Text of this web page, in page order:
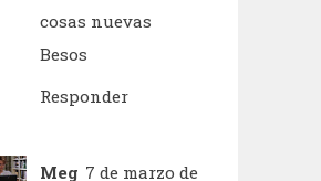
cosas nuevas
Besos
Responder
Meg 7 de marzo de